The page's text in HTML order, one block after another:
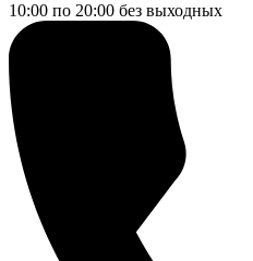
10:00 по 20:00 без выходных